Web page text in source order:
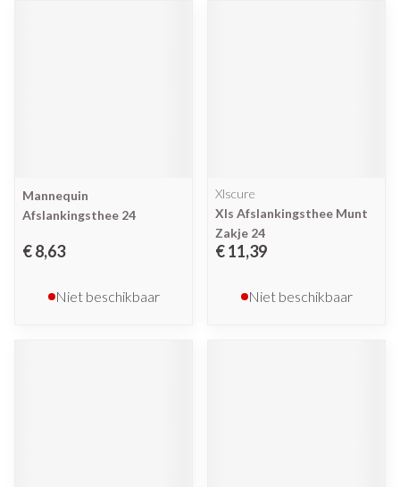
Mannequin
Afslankingsthee 24
€ 8,63
Niet beschikbaar
Xlscure
Xls Afslankingsthee Munt
Zakje 24
€ 11,39
Niet beschikbaar